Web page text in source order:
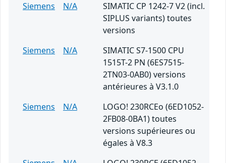
Siemens
N/A
SIMATIC CP 1242-7 V2 (incl.
SIPLUS variants) toutes
versions
Siemens
N/A
SIMATIC S7-1500 CPU
1515T-2 PN (6ES7515-
2TN03-0AB0) versions
antérieures à V3.1.0
Siemens
N/A
LOGO! 230RCEo (6ED1052-
2FB08-0BA1) toutes
versions supérieures ou
égales à V8.3